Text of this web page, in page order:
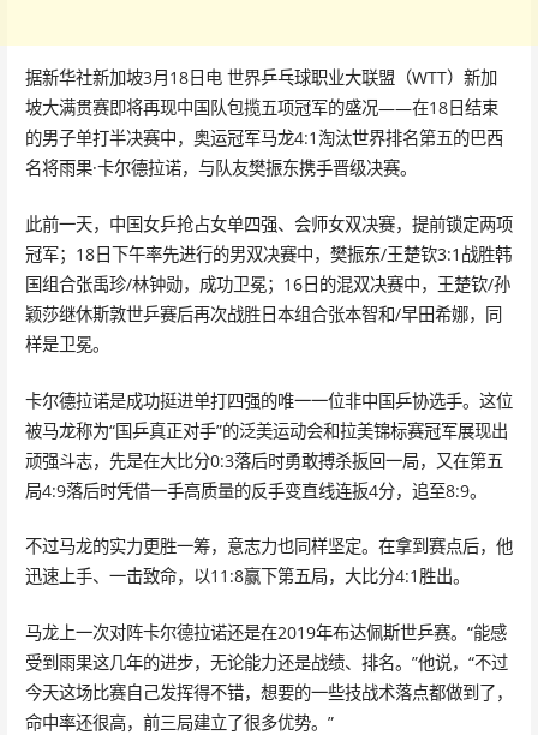
据新华社新加坡3月18日电 世界乒乓球职业大联盟（WTT）新加
坡大满贯赛即将再现中国队包揽五项冠军的盛况——在18日结束
的男子单打半决赛中，奥运冠军马龙4:1淘汰世界排名第五的巴西
名将雨果·卡尔德拉诺，与队友樊振东携手晋级决赛。
此前一天，中国女乒抢占女单四强、会师女双决赛，提前锁定两项
冠军；18日下午率先进行的男双决赛中，樊振东/王楚钦3:1战胜韩
国组合张禹珍/林钟勋，成功卫冕；16日的混双决赛中，王楚钦/孙
颖莎继休斯敦世乒赛后再次战胜日本组合张本智和/早田希娜，同
样是卫冕。
卡尔德拉诺是成功挺进单打四强的唯一一位非中国乒协选手。这位
被马龙称为“国乒真正对手”的泛美运动会和拉美锦标赛冠军展现出
顽强斗志，先是在大比分0:3落后时勇敢搏杀扳回一局，又在第五
局4:9落后时凭借一手高质量的反手变直线连扳4分，追至8:9。
不过马龙的实力更胜一筹，意志力也同样坚定。在拿到赛点后，他
迅速上手、一击致命，以11:8赢下第五局，大比分4:1胜出。
马龙上一次对阵卡尔德拉诺还是在2019年布达佩斯世乒赛。“能感
受到雨果这几年的进步，无论能力还是战绩、排名。”他说，“不过
今天这场比赛自己发挥得不错，想要的一些技战术落点都做到了，
命中率还很高，前三局建立了很多优势。”